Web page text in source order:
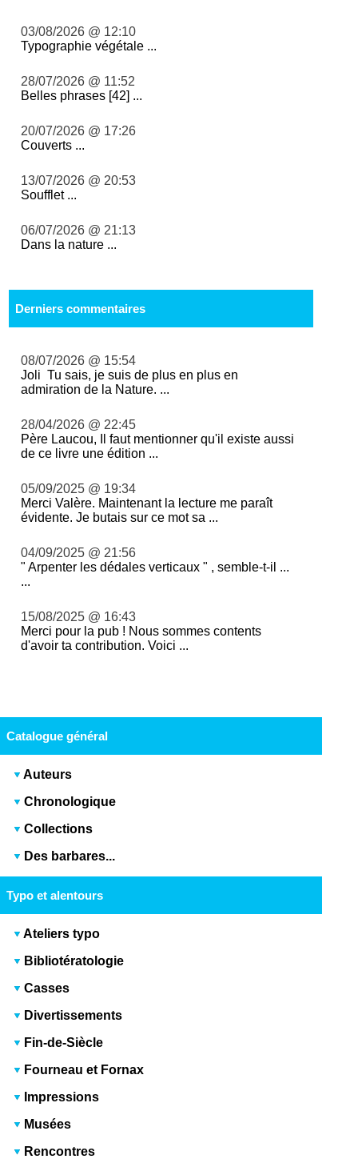
03/08/2026 @ 12:10
Typographie végétale ...
28/07/2026 @ 11:52
Belles phrases [42] ...
20/07/2026 @ 17:26
Couverts ...
13/07/2026 @ 20:53
Soufflet ...
06/07/2026 @ 21:13
Dans la nature ...
Derniers commentaires
08/07/2026 @ 15:54
Joli Tu sais, je suis de plus en plus en
admiration de la Nature. ...
28/04/2026 @ 22:45
Père Laucou, Il faut mentionner qu'il existe aussi
de ce livre une édition ...
05/09/2025 @ 19:34
Merci Valère. Maintenant la lecture me paraît
évidente. Je butais sur ce mot sa ...
04/09/2025 @ 21:56
" Arpenter les dédales verticaux " , semble-t-il ...
...
15/08/2025 @ 16:43
Merci pour la pub ! Nous sommes contents
d'avoir ta contribution. Voici ...
Catalogue général
Auteurs
Chronologique
Collections
Des barbares...
Typo et alentours
Ateliers typo
Bibliotératologie
Casses
Divertissements
Fin-de-Siècle
Fourneau et Fornax
Impressions
Musées
Rencontres